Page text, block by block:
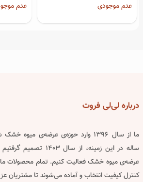
عدم موجودی عدم
دربارهلی‌لی فروت
ما از سال ۱۳۹۶ وارد حوزه‌ی عرضه‌ی
ساله در این زمینه، از
عرضه‌ی میوه خشک فعالیت کنیم. تمام محصولات
کنترل کیفیت انتخاب و آماده می‌شوند تا مشتریان